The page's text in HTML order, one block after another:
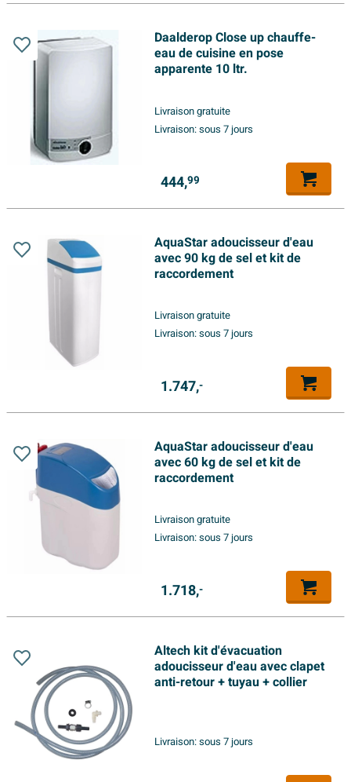
Daalderop Close up chauffe-
eau de cuisine en pose
apparente 10 ltr.
Livraison gratuite
Livraison:sous 7 jours
444,99
AquaStar adoucisseur d'eau
avec 90 kg de sel et kit de
raccordement
Livraison gratuite
Livraison:sous 7 jours
1.747,-
AquaStar adoucisseur d'eau
avec 60 kg de sel et kit de
raccordement
Livraison gratuite
Livraison:sous 7 jours
1.718,-
Altech kit d'évacuation
adoucisseur d'eau avec clapet
anti-retour + tuyau + collier
Livraison:sous 7 jours